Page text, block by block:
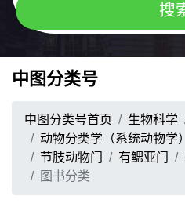
中图分类号
中图分类号首页 生物科学
动物分类学（系统动物学）
节肢动物门
有鳃亚门
图书分类